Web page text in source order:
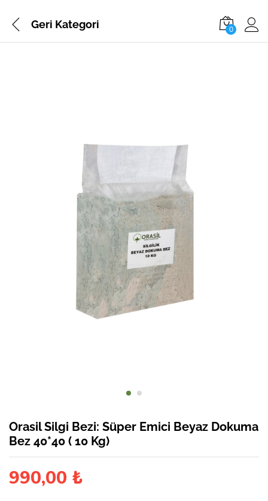
Geri Kategori 0
Orasil Silgi Bezi: Süper Emici Beyaz Dokuma
Bez 40*40 ( 10 Kg)
990,00 ₺